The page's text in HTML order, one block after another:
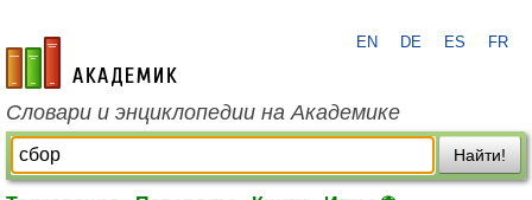
academic.ru
EN DE ES FR
Словари и энциклопедии на Академике
Найти!